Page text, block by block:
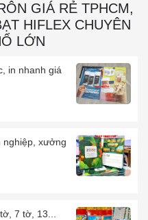
GIÁ RẺ TPHCM,
HIFLEX CHUYÊN
LỚN
in nhanh giá
nghiệp, xưởng
7 tờ, 13...